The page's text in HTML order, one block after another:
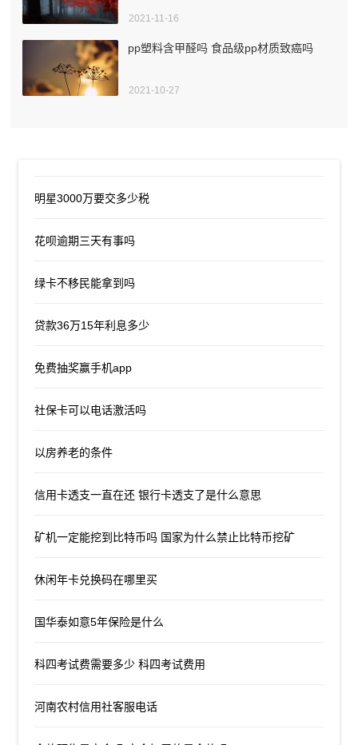
2021-11-16
pp塑料含甲醛吗 食品级pp材质致癌吗
2021-10-27
明星3000万要交多少税
花呗逾期三天有事吗
绿卡不移民能拿到吗
贷款36万15年利息多少
免费抽奖赢手机app
社保卡可以电话激活吗
以房养老的条件
信用卡透支一直在还 银行卡透支了是什么意思
矿机一定能挖到比特币吗 国家为什么禁止比特币挖矿
休闲年卡兑换码在哪里买
国华泰如意5年保险是什么
科四考试费需要多少 科四考试费用
河南农村信用社客服电话